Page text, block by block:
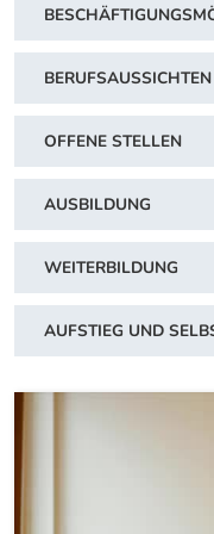
BERUFSAUSSICHTEN
OFFENE STELLEN
AUSBILDUNG
WEITERBILDUNG
AUFSTIEG UND